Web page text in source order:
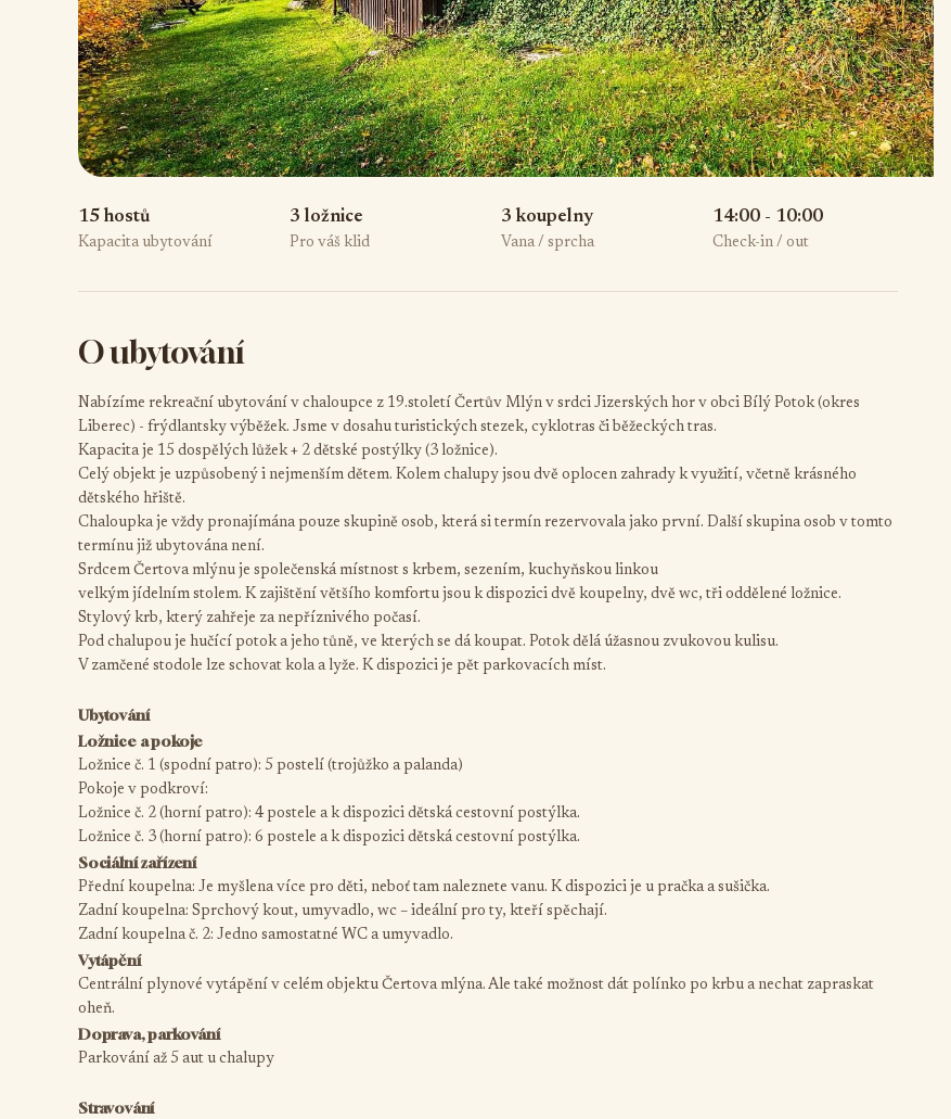
15 hostů
Kapacita ubytování
3 ložnice
Pro váš klid
3 koupelny
Vana / sprcha
14:00 - 10:00
Check-in / out
O ubytování
Nabízíme rekreační ubytování v chaloupce z 19.století Čertův Mlýn v srdci Jizerských hor v obci Bílý Potok (okres
Liberec) - frýdlantsky výběžek. Jsme v dosahu turistických stezek, cyklotras či běžeckých tras.
Kapacita je 15 dospělých lůžek + 2 dětské postýlky (3 ložnice).
Celý objekt je uzpůsobený i nejmenším dětem. Kolem chalupy jsou dvě oplocen zahrady k využití, včetně krásného
dětského hřiště.
Chaloupka je vždy pronajímána pouze skupině osob, která si termín rezervovala jako první. Další skupina osob v tomto
termínu již ubytována není.
Srdcem Čertova mlýnu je společenská místnost s krbem, sezením, kuchyňskou linkou
velkým jídelním stolem. K zajištění většího komfortu jsou k dispozici dvě koupelny, dvě wc, tři oddělené ložnice.
Stylový krb, který zahřeje za nepříznivého počasí.
Pod chalupou je hučící potok a jeho tůně, ve kterých se dá koupat. Potok dělá úžasnou zvukovou kulisu.
V zamčené stodole lze schovat kola a lyže. K dispozici je pět parkovacích míst.
Ubytování
Ložnice a pokoje
Ložnice č. 1 (spodní patro): 5 postelí (trojůžko a palanda)
Pokoje v podkroví:
Ložnice č. 2 (horní patro): 4 postele a k dispozici dětská cestovní postýlka.
Ložnice č. 3 (horní patro): 6 postele a k dispozici dětská cestovní postýlka.
Sociální zařízení
Přední koupelna: Je myšlena více pro děti, neboť tam naleznete vanu. K dispozici je u pračka a sušička.
Zadní koupelna: Sprchový kout, umyvadlo, wc – ideální pro ty, kteří spěchají.
Zadní koupelna č. 2: Jedno samostatné WC a umyvadlo.
Vytápění
Centrální plynové vytápění v celém objektu Čertova mlýna. Ale také možnost dát polínko po krbu a nechat zapraskat
oheň.
Doprava, parkování
Parkování až 5 aut u chalupy
Stravování